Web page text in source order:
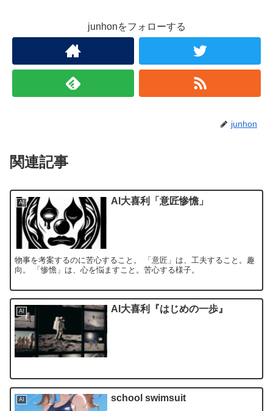
junhonをフォローする
junhon
関連記事
AI AI大喜利「意匠惨憺」
物事を考案するのに苦心すること。 「意匠」は、工夫すること。趣
向。 「惨憺」は、心を悩ますこと。苦心する様子。
AI AI大喜利『はじめの一歩』
AI school swimsuit